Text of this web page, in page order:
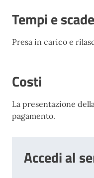
Tempi e
Presa in carico e
Costi
La presentazione
pagamento.
Accedi al